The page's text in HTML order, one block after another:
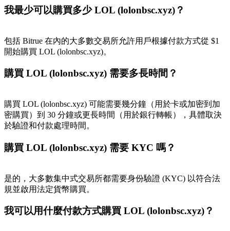
最高達65%佣金！
邀请好友
我最少可以購買多少 LOL (lolonbsc.xyz)？
包括 Bitrue 在內的大多數交易所允許用戶根據付款方式從 $1
開始購買 LOL (lolonbsc.xyz)。
購買 LOL (lolonbsc.xyz) 需要多長時間？
購買 LOL (lolonbsc.xyz) 可能需要幾分鐘（用於卡或加密到加
密購買）到 30 分鐘或更長時間（用於銀行轉帳），具體取決
於驗證和付款處理時間。
購買 LOL (lolonbsc.xyz) 需要 KYC 嗎？
是的，大多數集中式交易所都需要身份驗證 (KYC) 以符合法
規並啟用法定貨幣購買。
我可以用什麼付款方式購買 LOL (lolonbsc.xyz)？